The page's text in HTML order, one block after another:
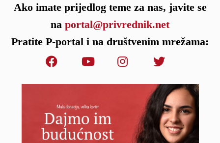
Ako imate prijedlog teme za nas, javite se
na portal@privrednik.net
Pratite P-portal i na društvenim mrežama: